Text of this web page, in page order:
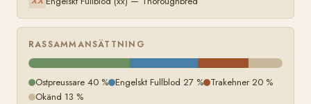
RASSAMMANSÄTTNING
Ostpreussare 40 % Engelskt Fullblod 27 % Trakehner 20 %
Okänd 13 %